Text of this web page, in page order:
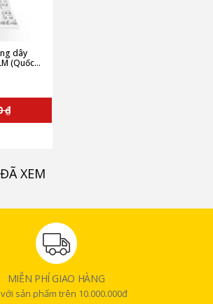
dây
(Quốc
₫
XEM
MIỄN PHÍ GIAO HÀNG
sản phẩm trên 10.000.000đ